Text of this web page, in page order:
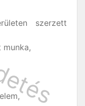
szerzett